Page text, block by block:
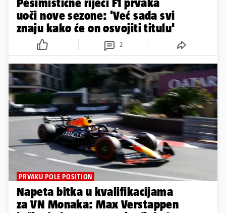
Pesimistične riječi F1 prvaka
uoči nove sezone: 'Već sada svi
znaju kako će on osvojiti titulu'
2
PRVAKU POLE POSITION
Napeta bitka u kvalifikacijama
za VN Monaka: Max Verstappen